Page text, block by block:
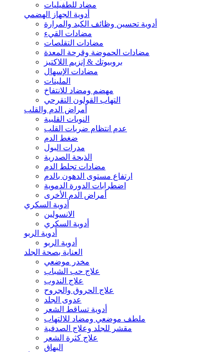
مضاد للطفيليات
أدوية الجهاز الهضمي
أدوية تحسين وظائف الكبد والمرارة
مضادات القيء
مضادات التقلصات
مضادات الحموضة وقرحة المعدة
بروبيوتك & إنزيم اللاكتيز
مضادات الإسهال
الملينات
مهضم ومضاد للانتفاخ
التهاب القولون التقرحي
أمراض الدم والقلب
النوبات القلبية
عدم انتظام ضربات القلب
ضغط الدم
مدرات البول
الذبحة الصدرية
مضادات تجلط الدم
ارتفاع مستوى الدهون بالدم
اضطرابات الدورة الدموية
أمراض الدم الأخرى
أدوية السكري
الانسولين
أدوية السكري
أدوية الربو
أدوية الربو
العناية بصحة الجلد
مخدر موضعي
علاج حب الشباب
علاج الندوب
علاج الحروق والجروح
عدوى الجلد
أدوية تساقط الشعر
ملطف موضعي ومضاد للالتهاب
مقشر للجلد وعلاج الصدفية
علاج كثرة الشعر
البهاق